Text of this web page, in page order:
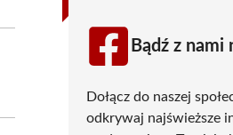
Bądź z nami
Dołącz do naszej
odkrywaj najświeższe